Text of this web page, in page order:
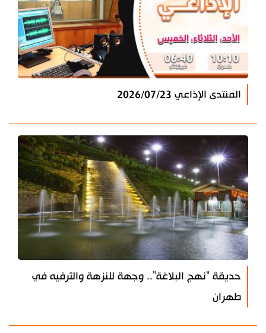
المنتدى الإذاعي 2026/07/23
حديقة "نهج البلاغة".. وجهة للنزهة والترفيه في
طهران